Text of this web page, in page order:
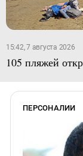
15:42, 7 августа 2026
105 пляжей
ПЕРСОНАЛИИ